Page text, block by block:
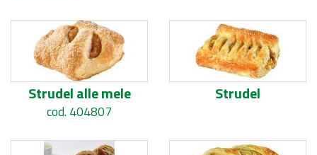
Strudel alle mele
cod. 404807
Strudel